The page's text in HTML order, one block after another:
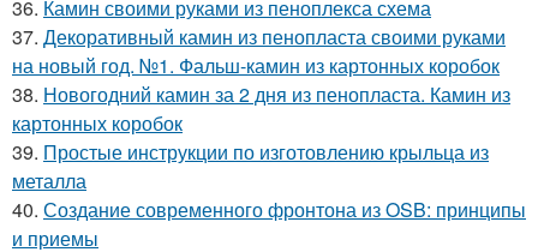
36. Камин своими руками из пеноплекса схема
37. Декоративный камин из пенопласта своими руками
на новый год. №1. Фальш-камин из картонных коробок
38. Новогодний камин за 2 дня из пенопласта. Камин из
картонных коробок
39. Простые инструкции по изготовлению крыльца из
металла
40. Создание современного фронтона из OSB: принципы
и приемы